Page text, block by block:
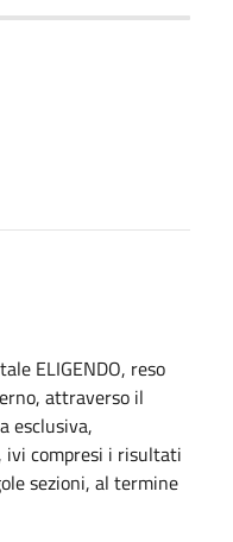
ELIGENDO, reso
attraverso il
esclusiva,
ivi compresi i risultati
sezioni, al termine